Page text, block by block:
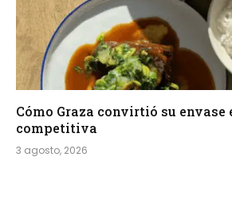
Cómo Graza convirtió su envase
competitiva
3 agosto, 2026